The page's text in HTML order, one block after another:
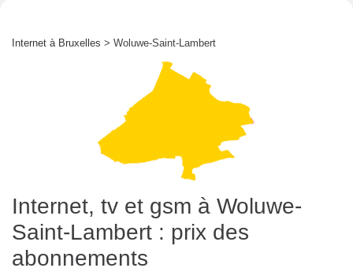
Internet à Bruxelles > Woluwe-Saint-Lambert
Internet, tv et gsm à Woluwe-
Saint-Lambert : prix des
abonnements